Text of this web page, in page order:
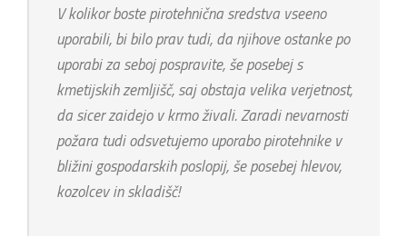
V kolikor boste pirotehnična sredstva vseeno
uporabili, bi bilo prav tudi, da njihove ostanke po
uporabi za seboj pospravite, še posebej s
kmetijskih zemljišč, saj obstaja velika verjetnost,
da sicer zaidejo v krmo živali. Zaradi nevarnosti
požara tudi odsvetujemo uporabo pirotehnike v
bližini gospodarskih poslopij, še posebej hlevov,
kozolcev in skladišč!